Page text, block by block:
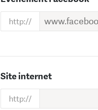
Site internet